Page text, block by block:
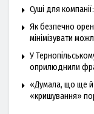
Суші для
Як безпечно
мінімізувати
У
оприлюднили
«Думала, що ще й
«кришування»